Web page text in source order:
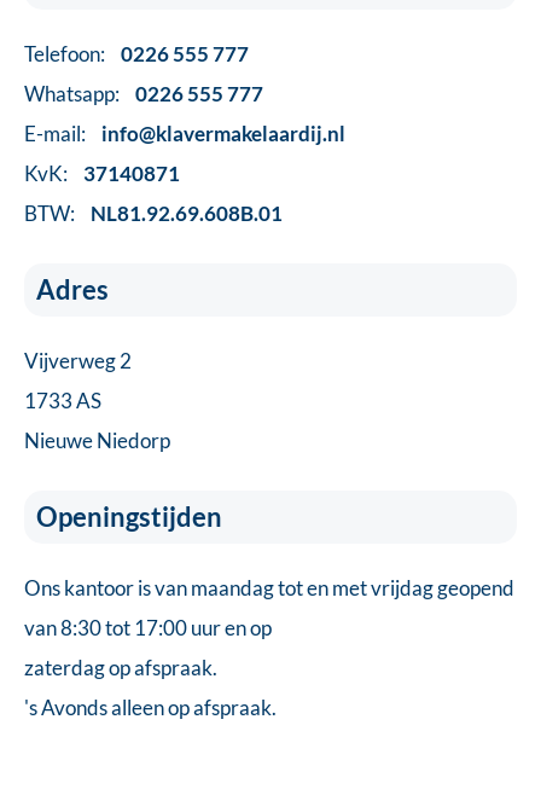
Telefoon:
0226 555 777
Whatsapp:
0226 555 777
E-mail:
info@klavermakelaardij.nl
KvK:
37140871
BTW:
NL81.92.69.608B.01
Adres
Vijverweg 2
1733 AS
Nieuwe Niedorp
Openingstijden
Ons kantoor is van maandag tot en met vrijdag geopend
van 8:30 tot 17:00 uur en op
zaterdag op afspraak.
's Avonds alleen op afspraak.